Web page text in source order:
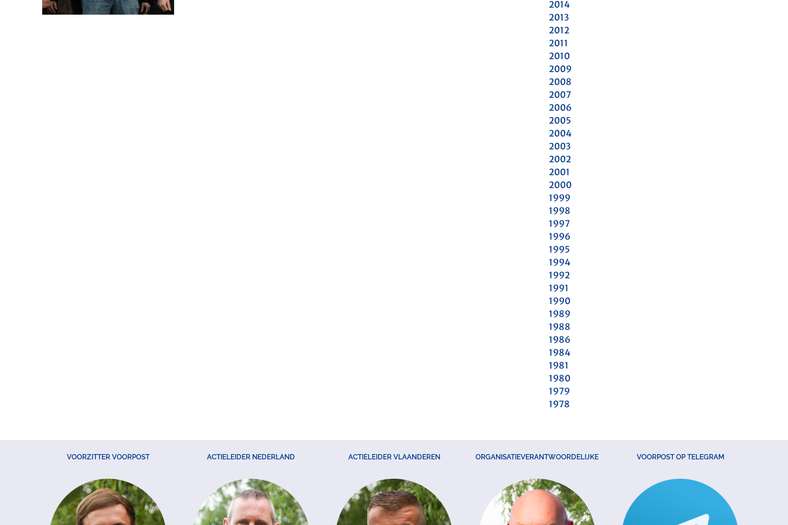
2014
2013
2012
2011
2010
2009
2008
2007
2006
2005
2004
2003
2002
2001
2000
1999
1998
1997
1996
1995
1994
1992
1991
1990
1989
1988
1986
1984
1981
1980
1979
1978
VOORZITTER VOORPOST ACTIELEIDER NEDERLAND ACTIELEIDER VLAANDEREN ORGANISATIEVERANTWOORDELIJKE VOORPOST OP TELEGRAM